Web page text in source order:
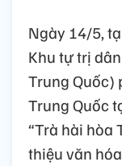
Ngày 14/5,
Khu tự trị
Trung Quốc)
Trung Quốc
“Trà hài hòa
thiệu văn